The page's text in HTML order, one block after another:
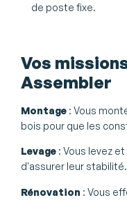
de poste fixe.
Vos
Assembler
Montage : Vous
bois pour que les
Levage : Vous levez
d'assurer leur stabilité.
Rénovation : Vous